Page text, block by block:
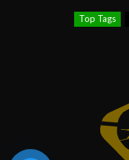
Top Tags